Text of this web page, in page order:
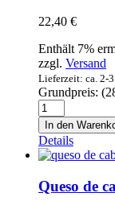
Menge
22,40 €
Enthält 7%
zzgl. Versand
Lieferzeit: ca. 2-
Grundpreis: (
Langostino
Black
Tiger
con
cabeza,
con
piel,
In den
Details
Queso de